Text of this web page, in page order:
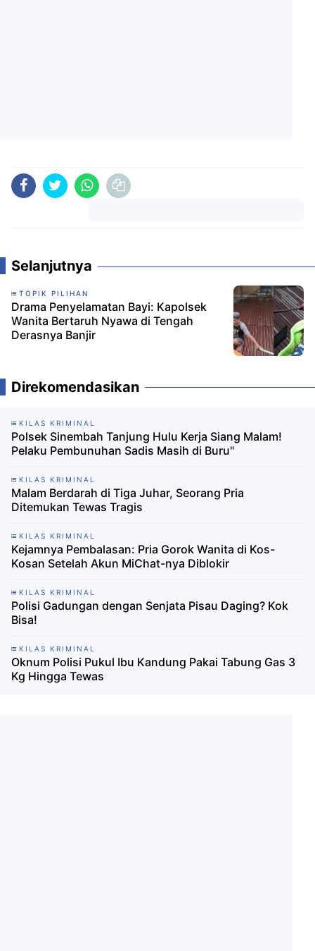
Selanjutnya
TOPIK PILIHAN
Drama Penyelamatan Bayi: Kapolsek
Wanita Bertaruh Nyawa di Tengah
Derasnya Banjir
Direkomendasikan
KILAS KRIMINAL
Polsek Sinembah Tanjung Hulu Kerja Siang Malam!
Pelaku Pembunuhan Sadis Masih di Buru"
KILAS KRIMINAL
Malam Berdarah di Tiga Juhar, Seorang Pria
Ditemukan Tewas Tragis
KILAS KRIMINAL
Kejamnya Pembalasan: Pria Gorok Wanita di Kos-
Kosan Setelah Akun MiChat-nya Diblokir
KILAS KRIMINAL
Polisi Gadungan dengan Senjata Pisau Daging? Kok
Bisa!
KILAS KRIMINAL
Oknum Polisi Pukul Ibu Kandung Pakai Tabung Gas 3
Kg Hingga Tewas